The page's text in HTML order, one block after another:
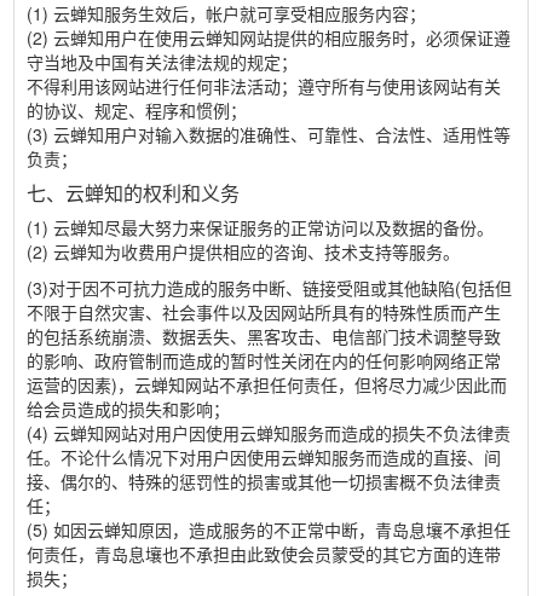
(1) 云蝉知服务生效后，帐户就可享受相应服务内容；
(2) 云蝉知用户在使用云蝉知网站提供的相应服务时，必须保证遵
守当地及中国有关法律法规的规定；
不得利用该网站进行任何非法活动；遵守所有与使用该网站有关
的协议、规定、程序和惯例；
(3) 云蝉知用户对输入数据的准确性、可靠性、合法性、适用性等
负责；
七、云蝉知的权利和义务
(1) 云蝉知尽最大努力来保证服务的正常访问以及数据的备份。
(2) 云蝉知为收费用户提供相应的咨询、技术支持等服务。
(3)对于因不可抗力造成的服务中断、链接受阻或其他缺陷(包括但
不限于自然灾害、社会事件以及因网站所具有的特殊性质而产生
的包括系统崩溃、数据丢失、黑客攻击、电信部门技术调整导致
的影响、政府管制而造成的暂时性关闭在内的任何影响网络正常
运营的因素)，云蝉知网站不承担任何责任，但将尽力减少因此而
给会员造成的损失和影响；
(4) 云蝉知网站对用户因使用云蝉知服务而造成的损失不负法律责
任。不论什么情况下对用户因使用云蝉知服务而造成的直接、间
接、偶尔的、特殊的惩罚性的损害或其他一切损害概不负法律责
任；
(5) 如因云蝉知原因，造成服务的不正常中断，青岛息壤不承担任
何责任，青岛息壤也不承担由此致使会员蒙受的其它方面的连带
损失；